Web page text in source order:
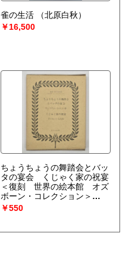
雀の生活
（北原白秋）
￥16,500
ちょうちょうの舞踏会とバッ
タの宴会 くじゃく家の祝宴
＜復刻 世界の絵本館 オズ
ボーン・コレクション＞
（ウィリアム・ロスコ―作
￥550